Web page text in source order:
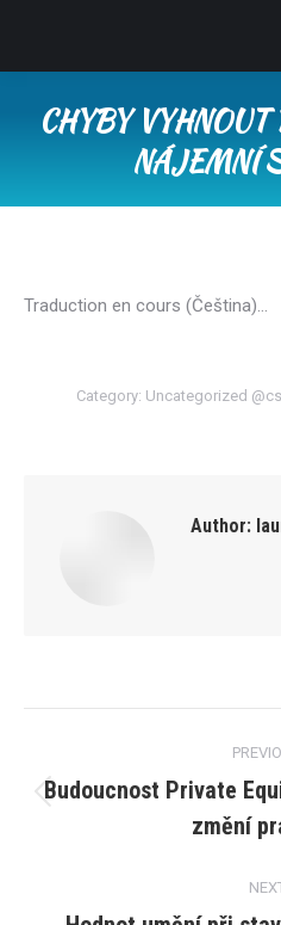
CHYBY
NÁJEMNÍ
Traduction en cours (Čeština)…
Category: Uncategorized @cs
Author:
navigation
Budoucnost Private
změní